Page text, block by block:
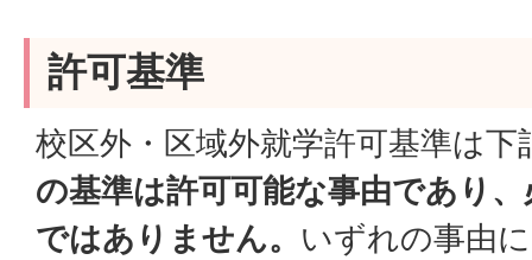
許可基準
校区外・区域外就学許可基準は
の基準は許可可能な事由であり
ではありません。 いずれの事由